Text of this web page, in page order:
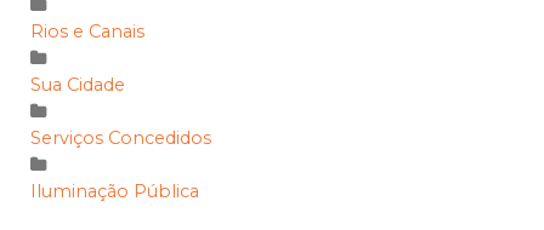
Rios e Canais
Sua Cidade
Serviços Concedidos
Iluminação Pública